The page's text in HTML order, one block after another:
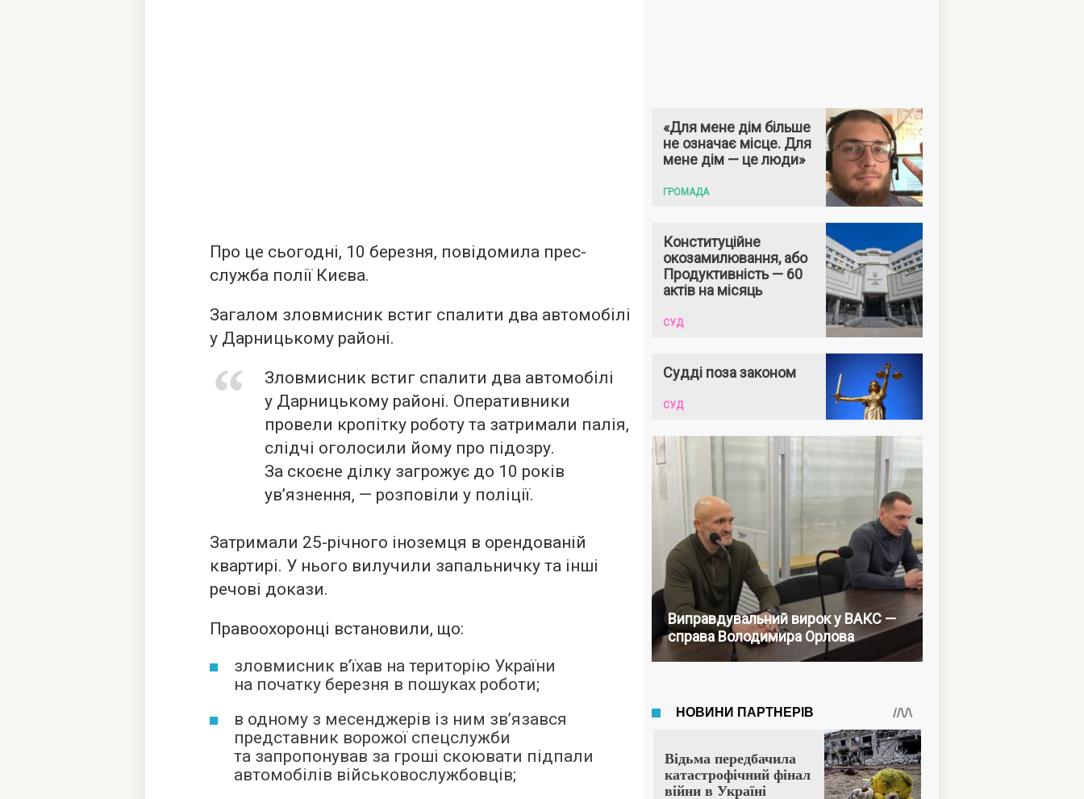
Про це сьогодні, 10 березня, повідомила прес-
служба полії Києва.
Загалом зловмисник встиг спалити два автомобілі
у Дарницькому районі.
Зловмисник встиг спалити два автомобілі
у Дарницькому районі. Оперативники
провели кропітку роботу та затримали палія,
слідчі оголосили йому про підозру.
За скоєне ділку загрожує до 10 років
ув’язнення, — розповіли у поліції.
Затримали 25-річного іноземця в орендованій
квартирі. У нього вилучили запальничку та інші
речові докази.
Правоохоронці встановили, що:
зловмисник в’їхав на територію України
на початку березня в пошуках роботи;
в одному з месенджерів із ним зв’язався
представник ворожої спецслужби
та запропонував за гроші скоювати підпали
автомобілів військовослужбовців;
«Для мене дім більше
не означає місце. Для
мене дім — це люди»
ГРОМАДА
Конституційне
окозамилювання, або
Продуктивність — 60
актів на місяць
СУД
Судді поза законом
СУД
Виправдувальний вирок у ВАКС —
справа Володимира Орлова